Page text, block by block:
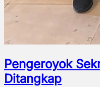
Pengeroyok
Ditangkap